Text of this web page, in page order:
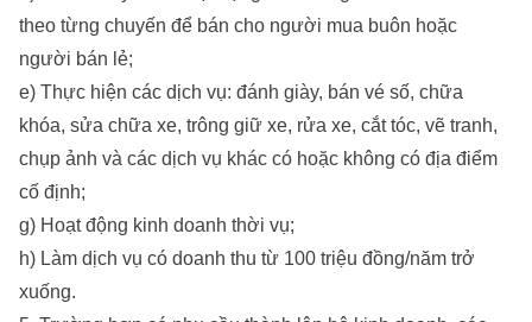
theo từng chuyến để bán cho người mua buôn hoặc
người bán lẻ;
e) Thực hiện các dịch vụ: đánh giày, bán vé số, chữa
khóa, sửa chữa xe, trông giữ xe, rửa xe, cắt tóc, vẽ tranh,
chụp ảnh và các dịch vụ khác có hoặc không có địa điểm
cố định;
g) Hoạt động kinh doanh thời vụ;
h) Làm dịch vụ có doanh thu từ 100 triệu đồng/năm trở
xuống.